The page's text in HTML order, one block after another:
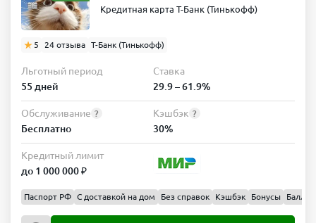
Кредитная карта Т-Банк (Тинькофф)
5 24 отзыва Т-Банк (Тинькофф)
Льготный период
55 дней
Ставка
29.9 – 61.9%
Обслуживание ?
Бесплатно
Кэшбэк ?
30%
Кредитный лимит
до 1 000 000 ₽
Паспорт РФ С доставкой на дом Без справок Кэшбэк Бонусы Баллы